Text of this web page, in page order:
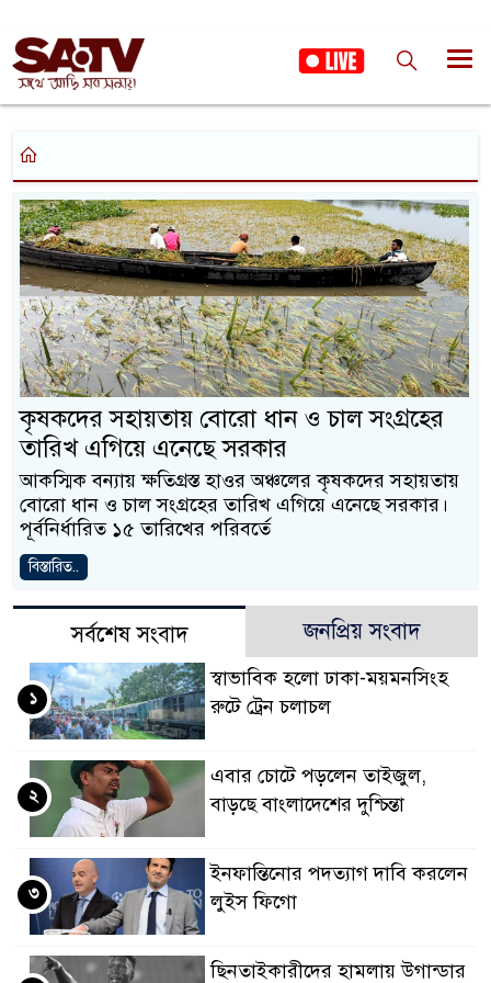
কৃষকদের সহায়তায় বোরো ধান ও চাল সংগ্রহের
তারিখ এগিয়ে এনেছে সরকার
আকস্মিক বন্যায় ক্ষতিগ্রস্ত হাওর অঞ্চলের কৃষকদের সহায়তায়
বোরো ধান ও চাল সংগ্রহের তারিখ এগিয়ে এনেছে সরকার।
পূর্বনির্ধারিত ১৫ তারিখের পরিবর্তে
বিস্তারিত..
সর্বশেষ সংবাদ জনপ্রিয় সংবাদ
স্বাভাবিক হলো ঢাকা-ময়মনসিংহ
রুটে ট্রেন চলাচল
১
এবার চোটে পড়লেন তাইজুল,
বাড়ছে বাংলাদেশের দুশ্চিন্তা
২
ইনফান্তিনোর পদত্যাগ দাবি করলেন
লুইস ফিগো
৩
ছিনতাইকারীদের হামলায় উগান্ডার